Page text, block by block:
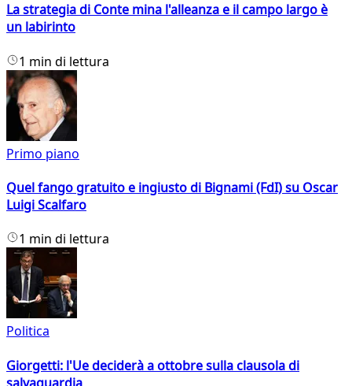
La strategia di Conte mina l'alleanza e il campo largo è
un labirinto
1 min di lettura
Primo piano
Quel fango gratuito e ingiusto di Bignami (FdI) su Oscar
Luigi Scalfaro
1 min di lettura
Politica
Giorgetti: l'Ue deciderà a ottobre sulla clausola di
salvaguardia